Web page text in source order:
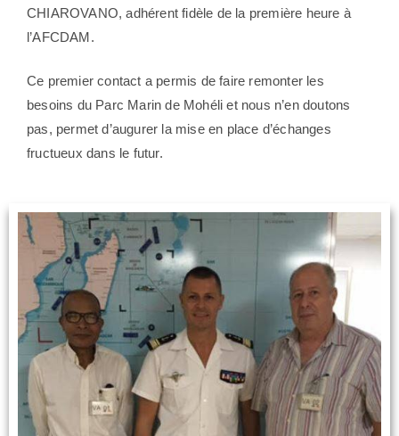
CHIAROVANO, adhérent fidèle de la première heure à
l’AFCDAM.
Ce premier contact a permis de faire remonter les
besoins du Parc Marin de Mohéli et nous n’en doutons
pas, permet d’augurer la mise en place d’échanges
fructueux dans le futur.